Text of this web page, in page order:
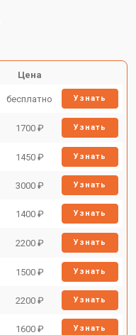
Цена
бесплатно Узнать
1700 ₽ Узнать
1450 ₽ Узнать
3000 ₽ Узнать
1400 ₽ Узнать
2200 ₽ Узнать
1500 ₽ Узнать
2200 ₽ Узнать
1600 ₽ Узнать